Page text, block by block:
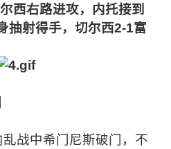
右路进攻，内托接到
抽射得手，切尔西2-1富
战中希门尼斯破门，不